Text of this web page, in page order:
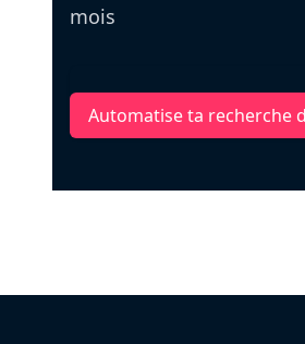
mois
Automatise ta recherche